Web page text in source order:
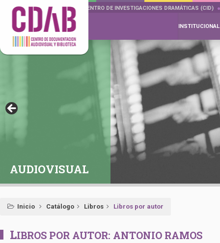
DOCUMENTA DRAMÁTICAS CENTRO DE INVESTIGACIONES DRAMÁTICAS (CID)
INSTITUCIONAL
AUDIOVISUAL
Inicio Catálogo Libros Libros por autor
LIBROS POR AUTOR: ANTONIO RAMOS